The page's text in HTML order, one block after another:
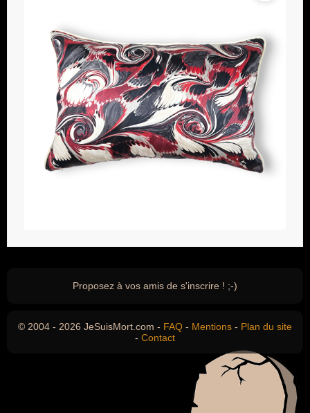
Proposez à vos amis de s'inscrire ! ;-)
© 2004 - 2026 JeSuisMort.com - FAQ - Mentions - Plan du site
- Contact